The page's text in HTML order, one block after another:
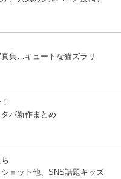
集…キュートな猫ズラリ
バ新作まとめ
ョット他、SNS話題キッズ